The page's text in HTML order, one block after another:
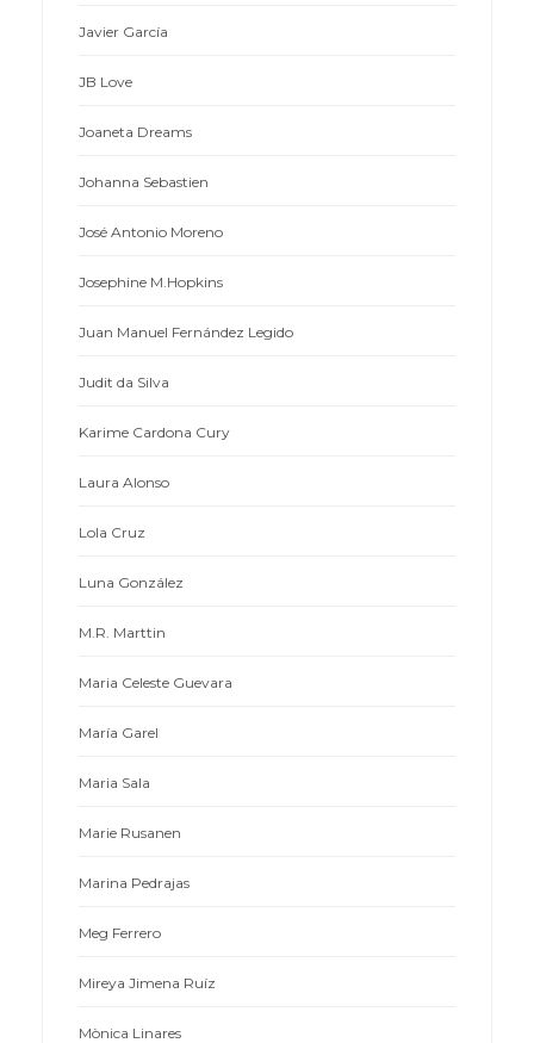
Javier García
JB Love
Joaneta Dreams
Johanna Sebastien
José Antonio Moreno
Josephine M.Hopkins
Juan Manuel Fernández Legido
Judit da Silva
Karime Cardona Cury
Laura Alonso
Lola Cruz
Luna González
M.R. Marttin
Maria Celeste Guevara
María Garel
Maria Sala
Marie Rusanen
Marina Pedrajas
Meg Ferrero
Mireya Jimena Ruíz
Mònica Linares